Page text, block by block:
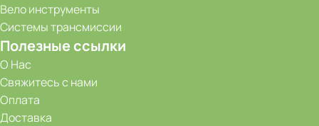
Вело инструменты
Системы трансмиссии
Полезные ссылки
О Нас
Свяжитесь с нами
Оплата
Доставка